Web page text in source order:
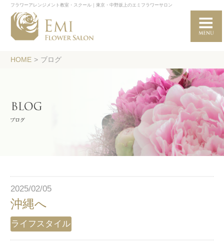
フラワーアレンジメント教室・スクール｜東京・中野坂上のエミフラワーサロン
HOME > ブログ
2025/02/05
沖縄へ
ライフスタイル